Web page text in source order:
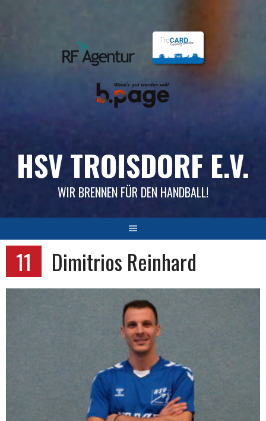
HSV TROISDORF E.V.
WIR BRENNEN FÜR DEN HANDBALL!
11 Dimitrios Reinhard